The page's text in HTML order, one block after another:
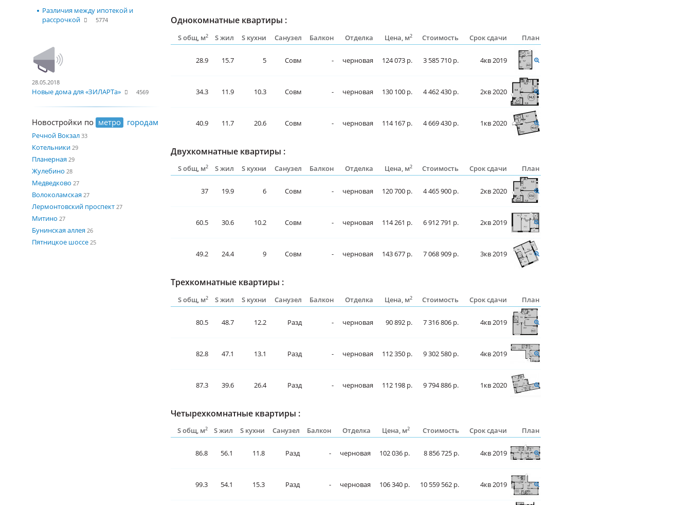
Различия между ипотекой и
рассрочкой
5774
28.05.2018
Новые дома для «ЗИЛАРТа» 4569
Новостройки по метро городам
Речной Вокзал 33
Котельники 29
Планерная 29
Жулебино 28
Медведково 27
Волоколамская 27
Лермонтовский проспект 27
Митино 27
Бунинская аллея 26
Пятницкое шоссе 25
Однокомнатные квартиры :
S общ, м2 S жил S кухни Санузел Балкон Отделка Цена, м2 Стоимость Срок сдачи План
28.9 15.7 5 Совм - черновая 124 073 р. 3 585 710 р. 4кв 2019
34.3 11.9 10.3 Совм - черновая 130 100 р. 4 462 430 р. 2кв 2020
40.9 11.7 20.6 Совм - черновая 114 167 р. 4 669 430 р. 1кв 2020
Двухкомнатные квартиры :
S общ, м2 S жил S кухни Санузел Балкон Отделка Цена, м2 Стоимость Срок сдачи План
37 19.9 6 Совм - черновая 120 700 р. 4 465 900 р. 2кв 2020
60.5 30.6 10.2 Совм - черновая 114 261 р. 6 912 791 р. 2кв 2019
49.2 24.4 9 Совм - черновая 143 677 р. 7 068 909 р. 3кв 2019
Трехкомнатные квартиры :
S общ, м2 S жил S кухни Санузел Балкон Отделка Цена, м2 Стоимость Срок сдачи План
80.5 48.7 12.2 Разд - черновая 90 892 р. 7 316 806 р. 4кв 2019
82.8 47.1 13.1 Разд - черновая 112 350 р. 9 302 580 р. 4кв 2019
87.3 39.6 26.4 Разд - черновая 112 198 р. 9 794 886 р. 1кв 2020
Четырехкомнатные квартиры :
S общ, м2 S жил S кухни Санузел Балкон Отделка Цена, м2 Стоимость Срок сдачи План
86.8 56.1 11.8 Разд - черновая 102 036 р. 8 856 725 р. 4кв 2019
99.3 54.1 15.3 Разд - черновая 106 340 р. 10 559 562 р. 4кв 2019